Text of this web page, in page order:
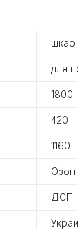
шкаф
для
1800
420
1160
Озон
ДСП